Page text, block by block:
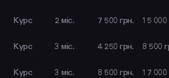
Курс 2 міс. 7 500 грн. 15 000
Курс 3 міс. 4 250 грн. 8 500
Курс 3 міс. 8 500 грн. 17 000